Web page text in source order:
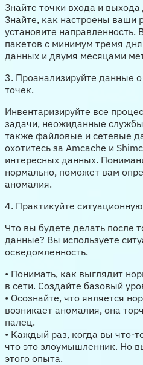
Знайте точки входа и
Знайте, как настроены ваши
установите
пакетов с минимум тремя
данных и двумя месяцами
3. Проанализируйте данные
точек.
Инвентаризируйте все
задачи, неожиданные
также файловые и сетевые
охотитесь за Amcache и
интересных данных.
нормально, поможет вам
аномалия.
4. Практикуйте
Что вы будете делать после
данные? Вы используете
осведомленность.
• Понимать, как выглядит
в сети. Создайте базовый
• Осознайте, что является
возникает аномалия, она
палец.
• Каждый раз, когда вы что-
что это злоумышленник. Но
этого опыта.